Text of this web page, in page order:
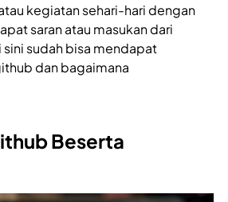
kegiatan sehari-hari dengan
saran atau masukan dari
sini sudah bisa mendapat
dan bagaimana
Beserta